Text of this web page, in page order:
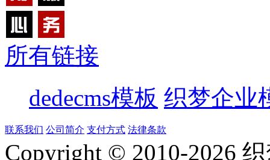
所有链接
dedecms模板 织梦企业
联系我们 公司简介 支付方式 法律条款
Copyright © 2010-2026